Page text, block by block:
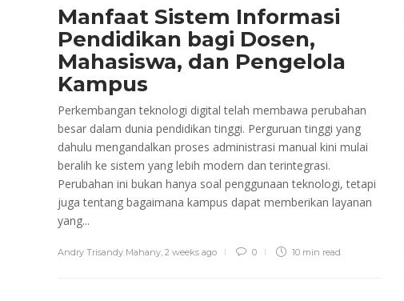
Manfaat Sistem Informasi
Pendidikan bagi Dosen,
Mahasiswa, dan Pengelola
Kampus
Perkembangan teknologi digital telah membawa perubahan
besar dalam dunia pendidikan tinggi. Perguruan tinggi yang
dahulu mengandalkan proses administrasi manual kini mulai
beralih ke sistem yang lebih modern dan terintegrasi.
Perubahan ini bukan hanya soal penggunaan teknologi, tetapi
juga tentang bagaimana kampus dapat memberikan layanan
yang...
Andry Trisandy Mahany 2 weeks ago 0 10 min read